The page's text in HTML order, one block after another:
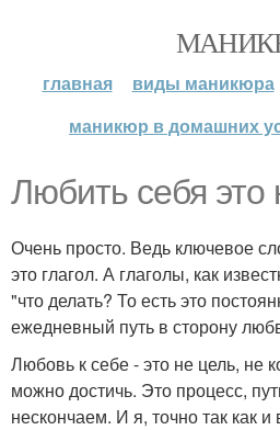
главная виды маникюра
маникюр в домашних
Любить себя это
Очень просто. Ведь ключевое
это глагол. А глаголы, как
"что делать? То есть это
ежедневный путь в сторону
Любовь к себе - это не цель, не
можно достичь. Это процесс,
нескончаем. И я, точно так как